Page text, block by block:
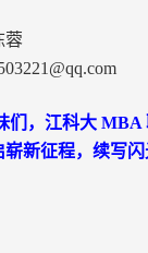
蓉
们，江科大MBA
新征程，续写闪